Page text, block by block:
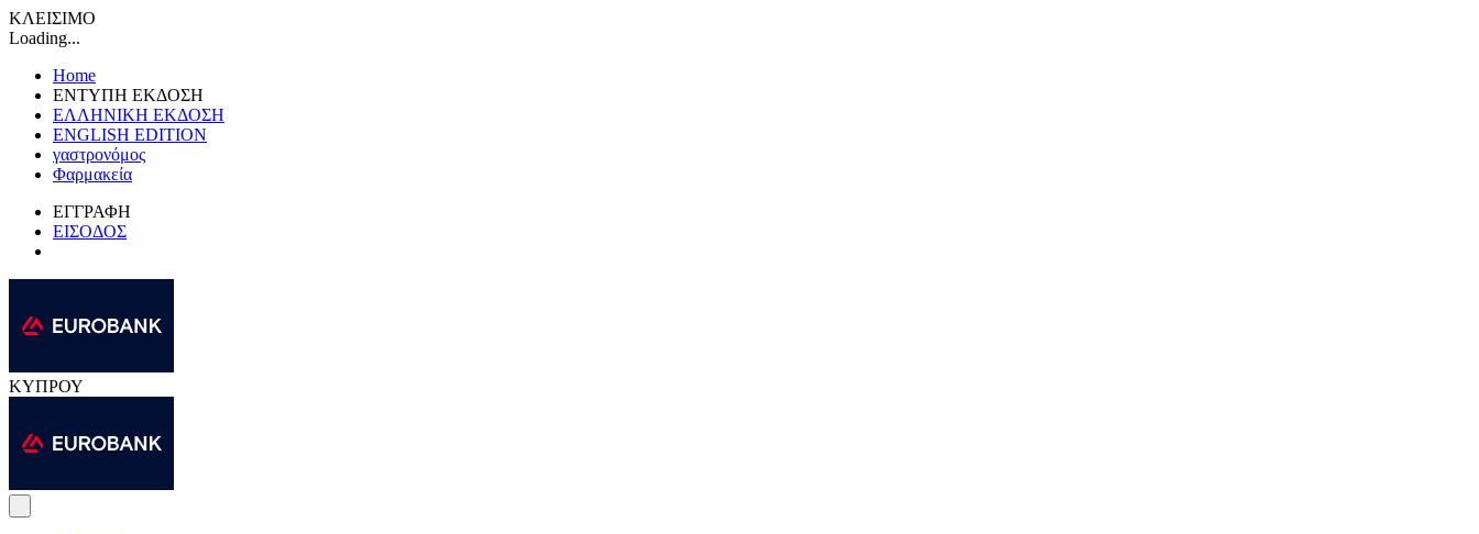
ΚΛΕΙΣΙΜΟ
Loading...
Home
ΕΝΤΥΠΗ ΕΚΔΟΣΗ
ΕΛΛΗΝΙΚΗ ΕΚΔΟΣΗ
ENGLISH EDITION
γαστρονόμος
Φαρμακεία
ΕΓΓΡΑΦΗ
ΕΙΣΟΔΟΣ
ΚΥΠΡΟΥ